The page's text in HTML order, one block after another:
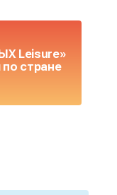
Leisure»
стране